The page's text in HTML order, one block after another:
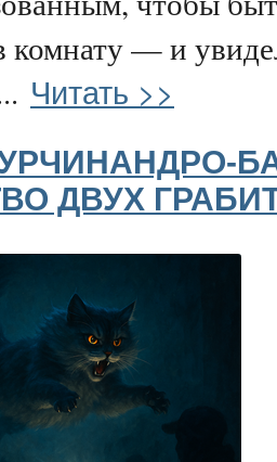
комнату — и
Читать >>
ДВУХ